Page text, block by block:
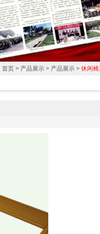
首页 > 产品展示 > 产品展示 > 休闲椅